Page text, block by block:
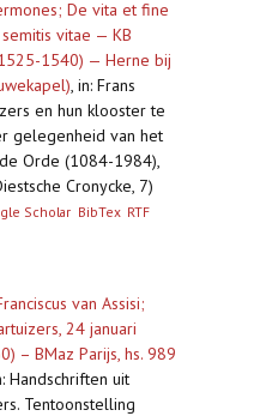
De vita et fine
vitae — KB
1540) — Herne bij
, in: Frans
en hun klooster te
gelegenheid van het
Orde (1084-1984),
Cronycke, 7)
Scholar BibTex RTF
van Assisi;
24 januari
– BMaz Parijs, hs. 989
Handschriften uit
Tentoonstelling